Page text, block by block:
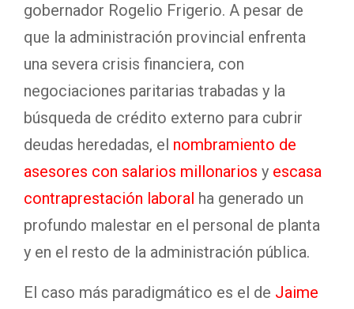
gobernador Rogelio Frigerio. A pesar de
que la administración provincial enfrenta
una severa crisis financiera, con
negociaciones paritarias trabadas y la
búsqueda de crédito externo para cubrir
deudas heredadas, el nombramiento de
asesores con salarios millonarios y escasa
contraprestación laboral ha generado un
profundo malestar en el personal de planta
y en el resto de la administración pública.
El caso más paradigmático es el de Jaime